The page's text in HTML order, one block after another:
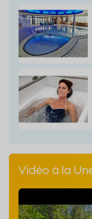
Vidéo à la